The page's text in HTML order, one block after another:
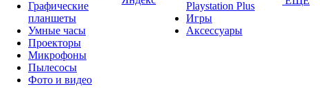
Графические
планшеты
Умные часы
Проекторы
Микрофоны
Пылесосы
Фото и видео
Playstation Plus
Игры
Аксессуары